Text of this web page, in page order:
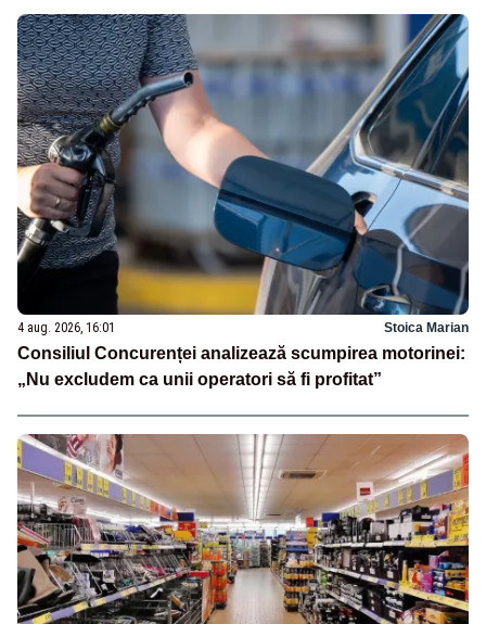
4 aug. 2026, 16:01 Stoica Marian
Consiliul Concurenței analizează scumpirea motorinei:
„Nu excludem ca unii operatori să fi profitat”